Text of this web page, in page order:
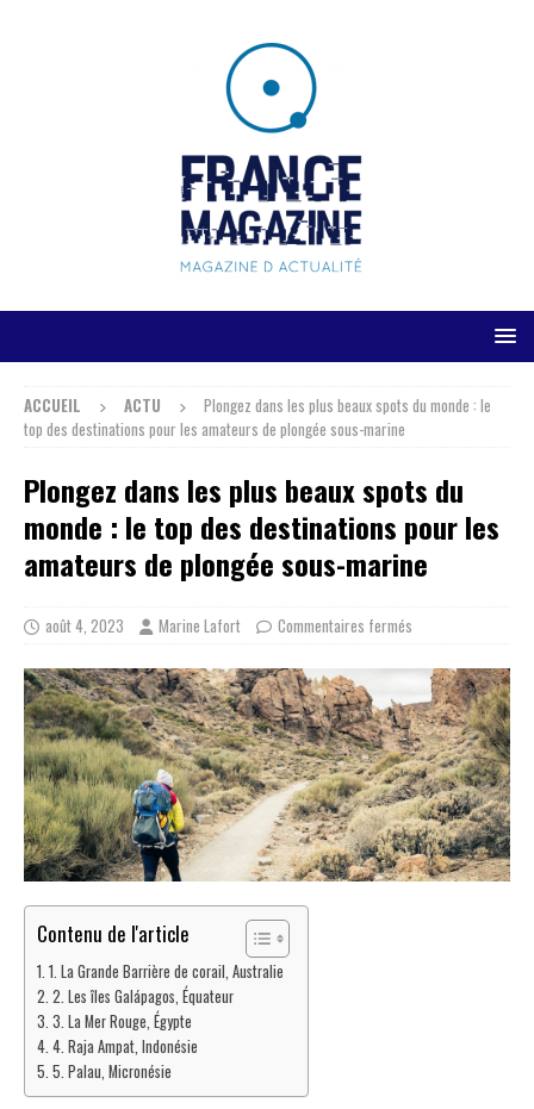
ACCUEIL ACTU
Plongez dans les plus beaux spots du monde : le
top des destinations pour les amateurs de plongée sous-marine
Plongez dans les plus beaux spots du
monde : le top des destinations pour les
amateurs de plongée sous-marine
août 4, 2023 Marine Lafort Commentaires fermés
Contenu de l'article
1. La Grande Barrière de corail, Australie
2. Les îles Galápagos, Équateur
3. La Mer Rouge, Égypte
4. Raja Ampat, Indonésie
5. Palau, Micronésie